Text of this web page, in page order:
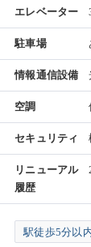
エレベーター
駐車場
情報通信設備
空調
セキュリティ
リニューアル
履歴
駅徒歩5分以